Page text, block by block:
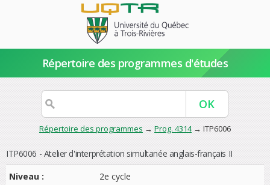
Répertoire des programmes d'études
Répertoire des programmes → Prog. 4314→ ITP6006
ITP6006 - Atelier d'interprétation simultanée anglais-français II
Niveau :
2e cycle